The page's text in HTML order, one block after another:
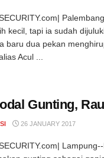
kecil, tapi ia sudah
baru dua pekan
Acul ...
Gunting,
26 JANUARY 2017